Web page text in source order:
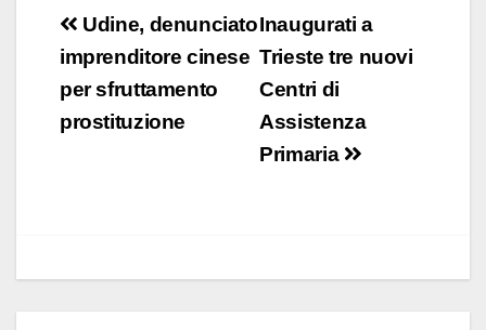
c
e
b
o
at
s
A
k
e
ail n
di
vi
di
Navigazione
articoli
Inaugurati a
Trieste tre nuovi
Centri di
Assistenza
Primaria
Udine, denunciato
imprenditore cinese
per sfruttamento
prostituzione